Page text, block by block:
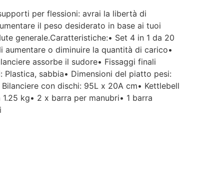
per flessioni: avrai la libertà di
il peso desiderato in base ai tuoi
generale.Caratteristiche:• Set 4 in 1 da 20
o diminuire la quantità di carico•
assorbe il sudore• Fissaggi finali
sabbia• Dimensioni del piatto pesi:
con dischi: 95L x 20A cm• Kettlebell
kg• 2 x barra per manubri• 1 barra